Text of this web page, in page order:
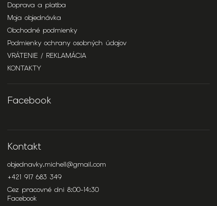
Doprava a platba
Moja objednávka
Obchodné podmienky
Podmienky ochrany osobných údajov
VRÁTENIE / REKLAMÁCIA
KONTAKTY
Facebook
Kontakt
objednavky.michell@gmail.com
+421 917 683 349
Cez pracovné dni 8:00-14:30
Facebook